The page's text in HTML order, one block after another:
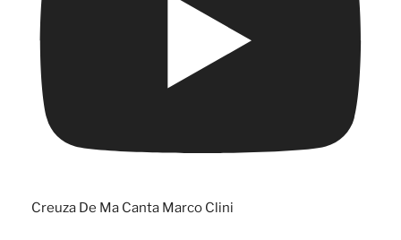
Creuza De Ma Canta Marco Clini